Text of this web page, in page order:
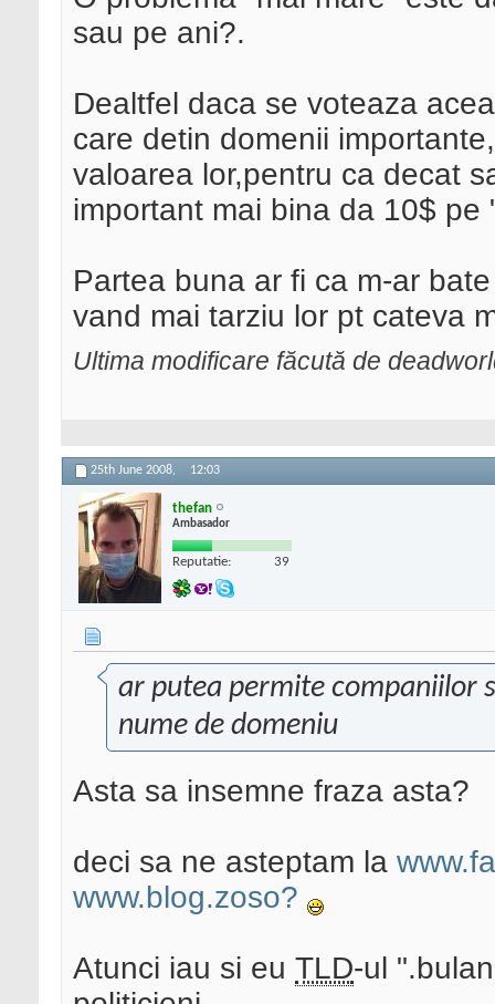
sau pe ani?.
Dealtfel daca se voteaza
care detin domenii
valoarea lor,pentru ca decat
important mai bina da 10$ pe
Partea buna ar fi ca m-ar
vand mai tarziu lor pt cateva
Ultima modificare făcută de
25th June 2008, 12:03
thefan
Ambasador
Reputatie: 39
ar putea permite companiilor
nume de domeniu
Asta sa insemne fraza asta?
deci sa ne asteptam la
www.blog.zoso?
Atunci iau si eu TLD-ul